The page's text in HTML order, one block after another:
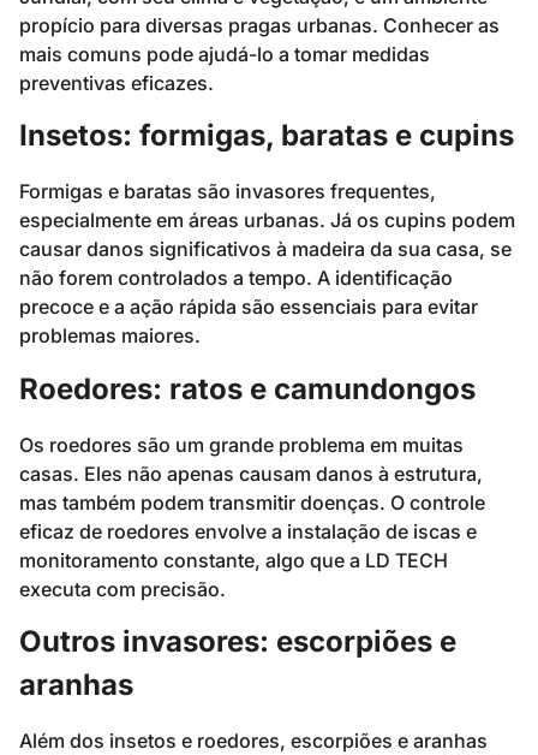
propício para diversas pragas urbanas. Conhecer as
mais comuns pode ajudá-lo a tomar medidas
preventivas eficazes.
Insetos: formigas, baratas e cupins
Formigas e baratas são invasores frequentes,
especialmente em áreas urbanas. Já os cupins podem
causar danos significativos à madeira da sua casa, se
não forem controlados a tempo. A identificação
precoce e a ação rápida são essenciais para evitar
problemas maiores.
Roedores: ratos e camundongos
Os roedores são um grande problema em muitas
casas. Eles não apenas causam danos à estrutura,
mas também podem transmitir doenças. O controle
eficaz de roedores envolve a instalação de iscas e
monitoramento constante, algo que a LD TECH
executa com precisão.
Outros invasores: escorpiões e
aranhas
Além dos insetos e roedores, escorpiões e aranhas